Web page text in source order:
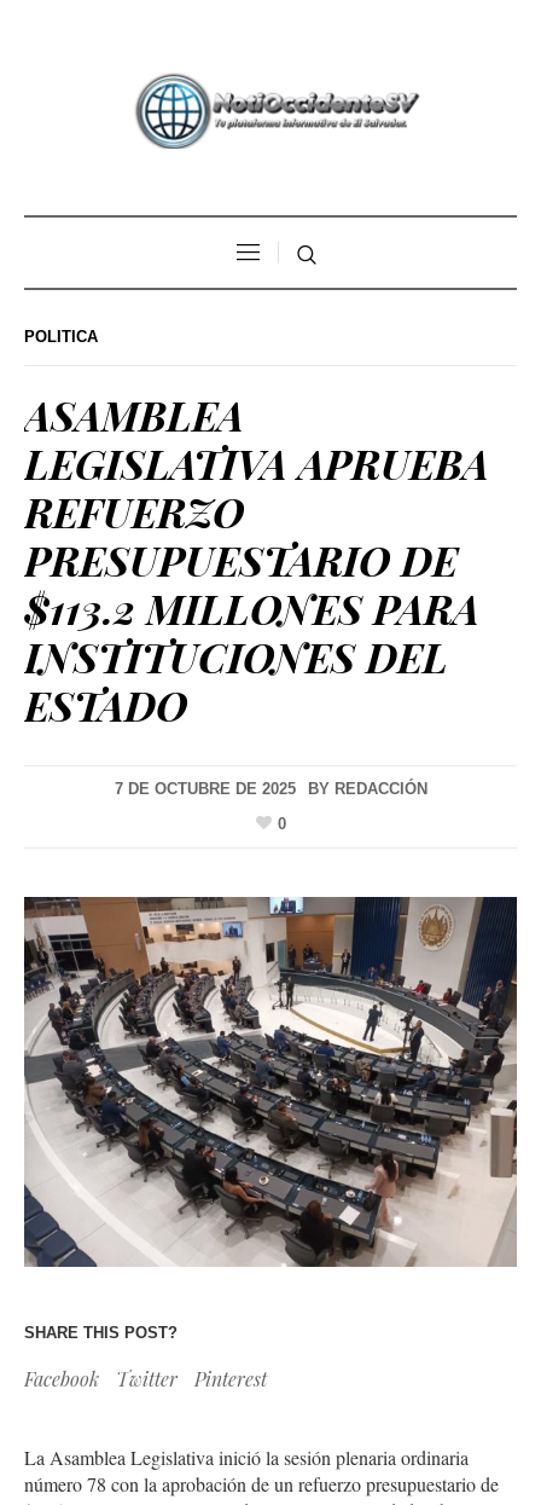
POLITICA
ASAMBLEA
LEGISLATIVA APRUEBA
REFUERZO
PRESUPUESTARIO DE
$113.2 MILLONES PARA
INSTITUCIONES DEL
ESTADO
7 DE OCTUBRE DE 2025 BY REDACCIÓN
0
SHARE THIS POST?
Facebook Twitter Pinterest
La Asamblea Legislativa inició la sesión plenaria ordinaria
número 78 con la aprobación de un refuerzo presupuestario de